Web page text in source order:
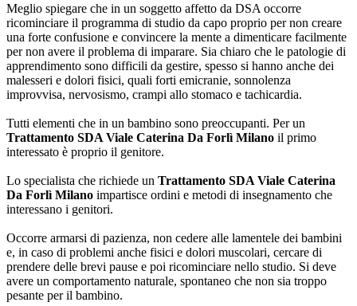
Meglio spiegare che in un soggetto affetto da DSA occorre
ricominciare il programma di studio da capo proprio per non creare
una forte confusione e convincere la mente a dimenticare facilmente
per non avere il problema di imparare. Sia chiaro che le patologie di
apprendimento sono difficili da gestire, spesso si hanno anche dei
malesseri e dolori fisici, quali forti emicranie, sonnolenza
improvvisa, nervosismo, crampi allo stomaco e tachicardia.
Tutti elementi che in un bambino sono preoccupanti. Per un
Trattamento SDA Viale Caterina Da Forlì Milano il primo
interessato è proprio il genitore.
Lo specialista che richiede un Trattamento SDA Viale Caterina
Da Forlì Milano impartisce ordini e metodi di insegnamento che
interessano i genitori.
Occorre armarsi di pazienza, non cedere alle lamentele dei bambini
e, in caso di problemi anche fisici e dolori muscolari, cercare di
prendere delle brevi pause e poi ricominciare nello studio. Si deve
avere un comportamento naturale, spontaneo che non sia troppo
pesante per il bambino.